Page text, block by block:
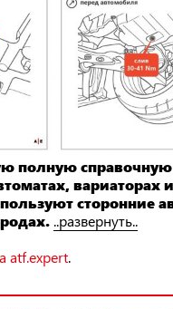
полную справочную
вариаторах
сторонние
..развернуть..
atf.expert.